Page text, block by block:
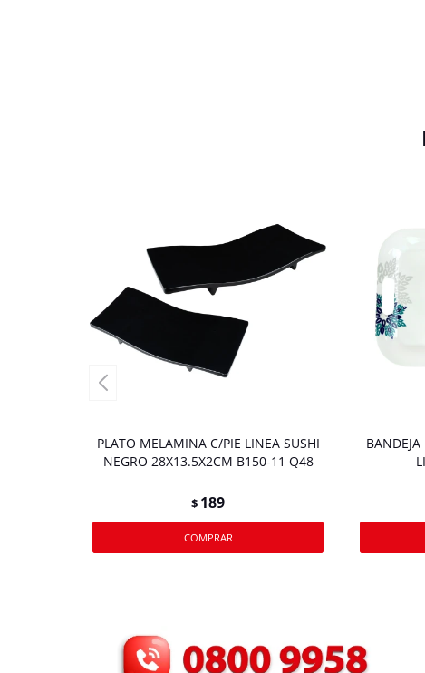
PLATO MELAMINA C/PIE LINEA SUSHI
NEGRO 28X13.5X2CM B150-11 Q48
$ 189